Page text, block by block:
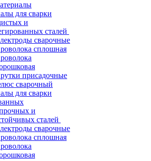
для сварки
и
сталей
сварочные
сплошная
присадочные
сварочный
для сварки
и
сталей
сварочные
сплошная